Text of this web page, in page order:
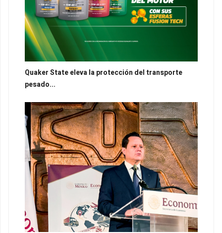
Quaker State eleva la protección del transporte
pesado...